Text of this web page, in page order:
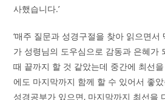
사했습니다.’
‘매주 질문과 성경구절을 찾아 읽으면서
가 성령님의 도우심으로 감동과 은혜가
때 끝까지 할 것 같았는데 중간에 최선
에도 마지막까지 함께 할 수 있어서 좋
성경공부가 있으면, 마지막까지 최선을